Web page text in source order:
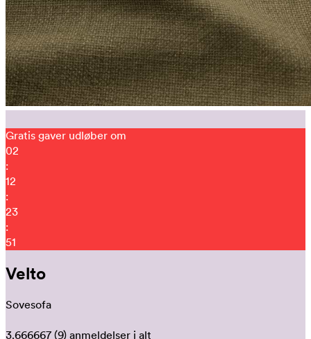
Gratis gaver udløber om
02
:
12
:
23
:
47
Velto
Sovesofa
3.666667 (9) anmeldelser i alt